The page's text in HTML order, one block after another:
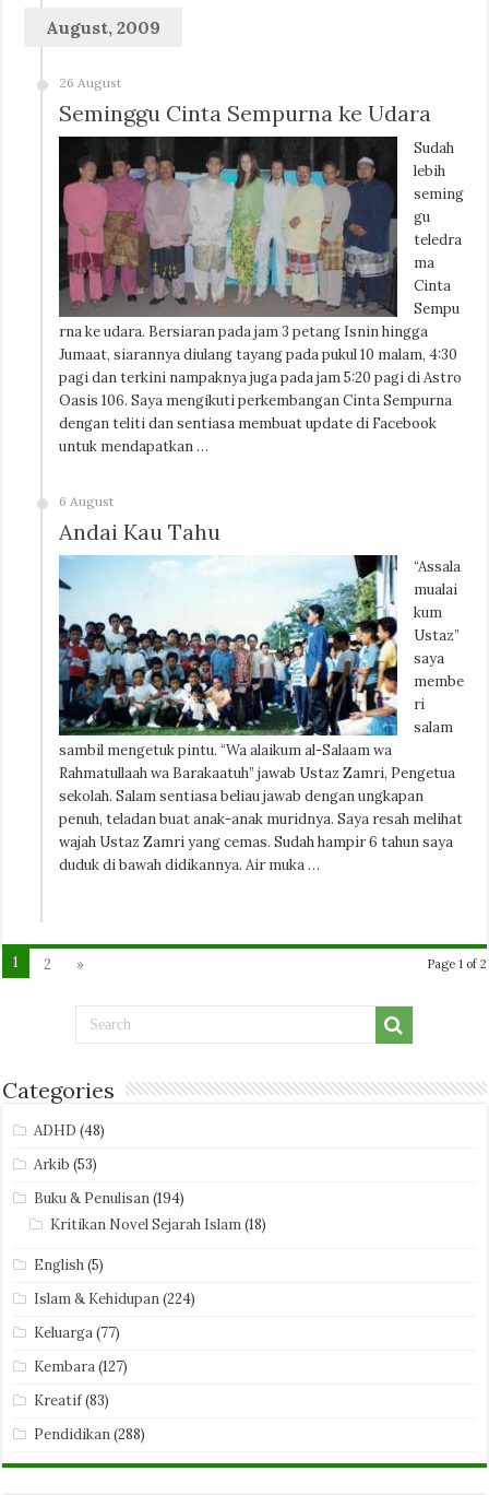
August, 2009
26 August
Seminggu Cinta Sempurna ke Udara
Sudah
lebih
seming
gu
teledra
ma
Cinta
Sempu
rna ke udara. Bersiaran pada jam 3 petang Isnin hingga
Jumaat, siarannya diulang tayang pada pukul 10 malam, 4:30
pagi dan terkini nampaknya juga pada jam 5:20 pagi di Astro
Oasis 106. Saya mengikuti perkembangan Cinta Sempurna
dengan teliti dan sentiasa membuat update di Facebook
untuk mendapatkan …
6 August
Andai Kau Tahu
“Assala
mualai
kum
Ustaz”
saya
membe
ri
salam
sambil mengetuk pintu. “Wa alaikum al-Salaam wa
Rahmatullaah wa Barakaatuh” jawab Ustaz Zamri, Pengetua
sekolah. Salam sentiasa beliau jawab dengan ungkapan
penuh, teladan buat anak-anak muridnya. Saya resah melihat
wajah Ustaz Zamri yang cemas. Sudah hampir 6 tahun saya
duduk di bawah didikannya. Air muka …
Page 1 of 2
1 2 »
Categories
ADHD (48)
Arkib (53)
Buku & Penulisan(194)
Kritikan Novel Sejarah Islam(18)
English(5)
Islam & Kehidupan(224)
Keluarga(77)
Kembara(127)
Kreatif(83)
Pendidikan(288)